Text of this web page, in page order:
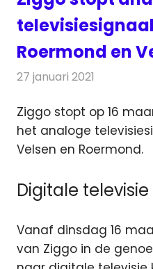
Roermond en
27 januari 2021
Ziggo stopt op 16
het analoge
Velsen en Roermond.
Digitale televisie
Vanaf dinsdag 16
van Ziggo in de